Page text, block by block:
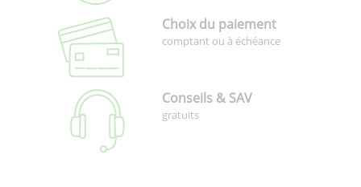
Choix du paiement
comptant ou à échéance
Conseils & SAV
gratuits